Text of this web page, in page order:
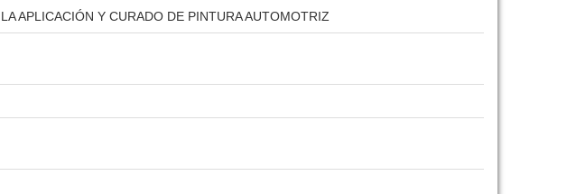
APLICACIÓN Y CURADO DE PINTURA AUTOMOTRIZ